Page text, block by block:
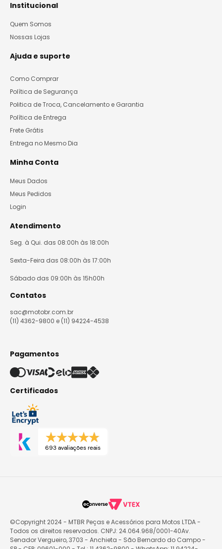
Institucional
Quem Somos
Nossas Lojas
Ajuda e suporte
Como Comprar
Política de Segurança
Politica de Troca, Cancelamento e Garantia
Política de Entrega
Frete Grátis
Entrega no Mesmo Dia
Minha Conta
Meus Dados
Meus Pedidos
Login
Atendimento
Seg. à Qui. das 08:00h às 18:00h
Sexta-Feira das 08:00h às 17:00h
Sábado das 09:00h às 15h00h
Contatos
sac@motobr.com.br
(11) 4362-9800 e (11) 94224-4538
Pagamentos
Certificados
693 avaliações reais
©Copyright 2024 - MTBR Peças e Acessórios para Motos LTDA -
Todos os direitos reservados. CNPJ: 24.064.968/0001-40Av.
Senador Vergueiro, 3703 - Anchieta - São Bernardo do Campo -